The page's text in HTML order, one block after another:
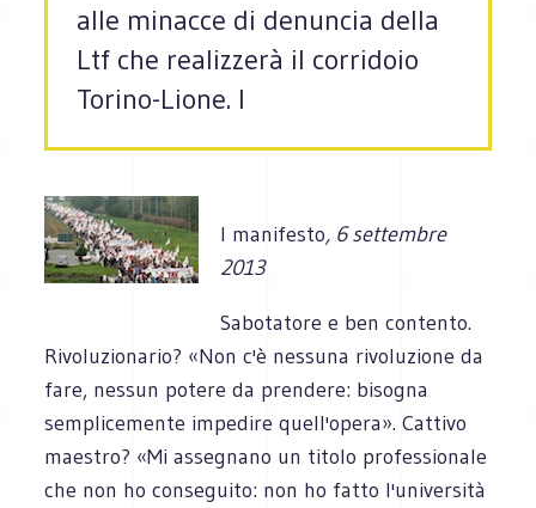
alle minacce di denuncia della
Ltf che realizzerà il corridoio
Torino-Lione. I
l manifesto, 6 settembre
2013
Sabotatore e ben contento.
Rivoluzionario? «Non c'è nessuna rivoluzione da
fare, nessun potere da prendere: bisogna
semplicemente impedire quell'opera». Cattivo
maestro? «Mi assegnano un titolo professionale
che non ho conseguito: non ho fatto l'università